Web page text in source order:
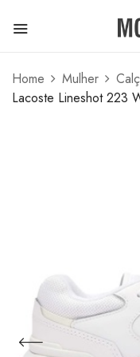
Home Mulher
Lacoste Lineshot 223